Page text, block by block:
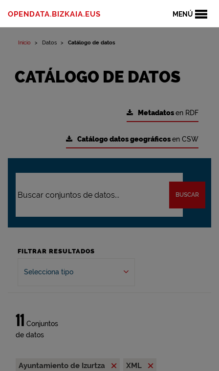
MENÚ
OPENDATA.BIZKAIA.EUS
Inicio Datos Catálogo de datos
CATÁLOGO DE DATOS
Metadatosen RDF
Catálogo datos geográficosen CSW
BUSCAR
FILTRAR RESULTADOS
Selecciona tipo
11 Conjuntos
de datos
Ayuntamiento de Izurtza
XML